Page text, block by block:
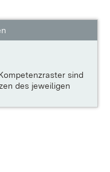
sind
des jeweiligen